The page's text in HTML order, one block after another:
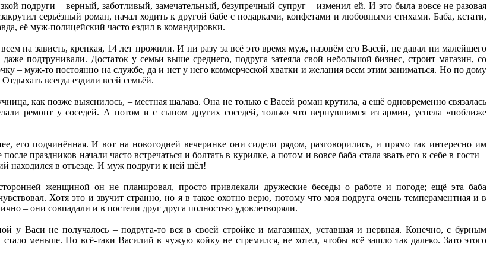
подруги – верный, заботливый, замечательный, безупречный супруг – изменил ей. И это была вовсе не разовая
серьёзный роман, начал ходить к другой бабе с подарками, конфетами и любовными стихами. Баба, кстати,
её муж-полицейский часто ездил в командировки.
на зависть, крепкая, 14 лет прожили. И ни разу за всё это время муж, назовём его Васей, не давал ни малейшего
подтрунивали. Достаток у семьи выше среднего, подруга затеяла свой небольшой бизнес, строит магазин, со
– муж-то постоянно на службе, да и нет у него коммерческой хватки и желания всем этим заниматься. Но по дому
всегда ездили всей семьёй.
как позже выяснилось, – местная шалава. Она не только с Васей роман крутила, а ещё одновременно связалась
ремонт у соседей. А потом и с сыном других соседей, только что вернувшимся из армии, успела «поближе
его подчинённая. И вот на новогодней вечеринке они сидели рядом, разговорились, и прямо так интересно им
праздников начали часто встречаться и болтать в курилке, а потом и вовсе баба стала звать его к себе в гости –
находился в отъезде. И муж подруги к ней шёл!
женщиной он не планировал, просто привлекали дружеские беседы о работе и погоде; ещё эта баба
Хотя это и звучит странно, но я в такое охотно верю, потому что моя подруга очень темпераментная и в
– они совпадали и в постели друг друга полностью удовлетворяли.
у Васи не получалось – подруга-то вся в своей стройке и магазинах, уставшая и нервная. Конечно, с бурным
меньше. Но всё-таки Василий в чужую койку не стремился, не хотел, чтобы всё зашло так далеко. Зато этого